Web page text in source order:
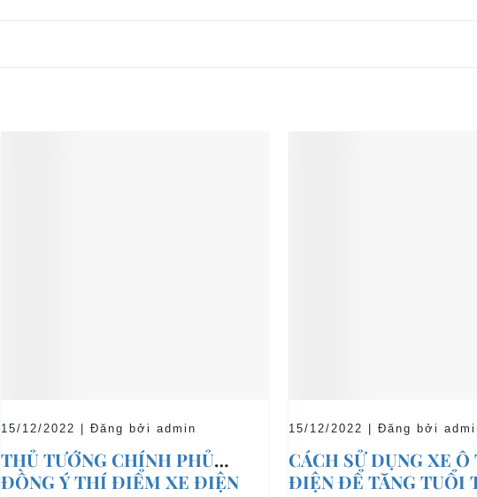
15/12/2022 | Đăng bởi admin
THỦ TƯỚNG CHÍNH PHỦ
ĐỒNG Ý THÍ ĐIỂM XE ĐIỆN
15/12/2022 | Đăng bởi
CÁCH SỬ DỤNG XE Ô
ĐIỆN ĐỂ TĂNG TUỔI